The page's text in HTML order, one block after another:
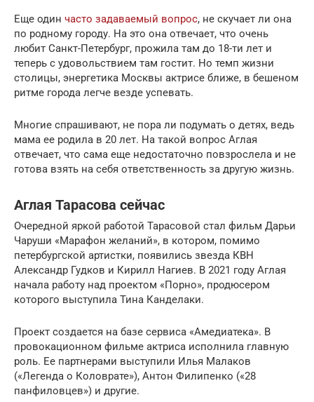
Еще один часто задаваемый вопрос, не скучает ли она
по родному городу. На это она отвечает, что очень
любит Санкт-Петербург, прожила там до 18-ти лет и
теперь с удовольствием там гостит. Но темп жизни
столицы, энергетика Москвы актрисе ближе, в бешеном
ритме города легче везде успевать.
Многие спрашивают, не пора ли подумать о детях, ведь
мама ее родила в 20 лет. На такой вопрос Аглая
отвечает, что сама еще недостаточно повзрослела и не
готова взять на себя ответственность за другую жизнь.
Аглая Тарасова сейчас
Очередной яркой работой Тарасовой стал фильм Дарьи
Чаруши «Марафон желаний», в котором, помимо
петербургской артистки, появились звезда КВН
Александр Гудков и Кирилл Нагиев. В 2021 году Аглая
начала работу над проектом «Порно», продюсером
которого выступила Тина Канделаки.
Проект создается на базе сервиса «Амедиатека». В
провокационном фильме актриса исполнила главную
роль. Ее партнерами выступили Илья Малаков
(«Легенда о Коловрате»), Антон Филипенко («28
панфиловцев») и другие.